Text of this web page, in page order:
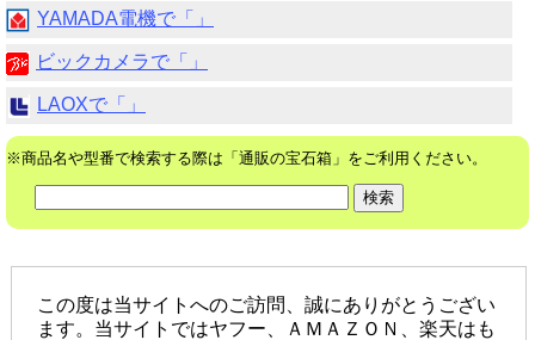
YAMADA電機で「」
ビックカメラで「」
LAOXで「」
※商品名や型番で検索する際は「通販の宝石箱」をご利用ください。
この度は当サイトへのご訪問、誠にありがとうござい
ます。当サイトではヤフー、ＡＭＡＺＯＮ、楽天はも